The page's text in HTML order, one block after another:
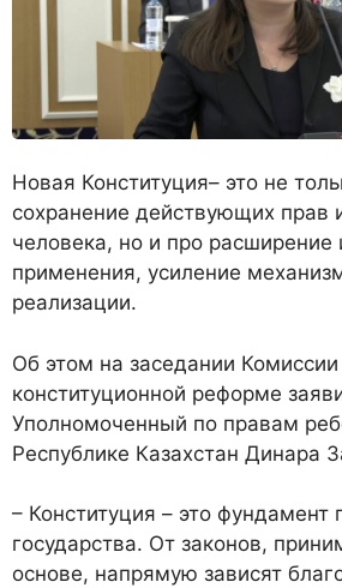
Новая Конституция– это не
сохранение действующих прав
человека, но и про расширение
применения, усиление
реализации.
Об этом на заседании
конституционной реформе
Уполномоченный по правам
Республике Казахстан Динара
– Конституция – это фундамент
государства. От законов,
основе, напрямую зависят